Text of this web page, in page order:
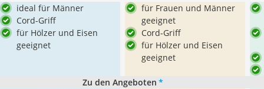
ideal für Männer
Cord-Griff
für Hölzer und Eisen
geeignet
für Frauen und Männer
geeignet
Cord-Griff
für Hölzer und Eisen
geeignet
Zu den Angeboten *